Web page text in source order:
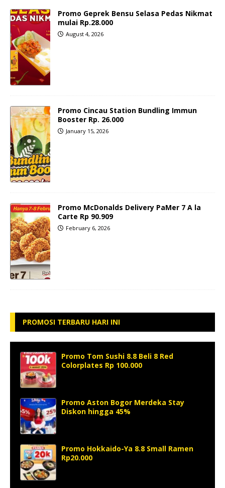
Promo Geprek Bensu Selasa Pedas Nikmat
mulai Rp.28.000
August 4, 2026
Promo Cincau Station Bundling Immun
Booster Rp. 26.000
January 15, 2026
Promo McDonalds Delivery PaMer 7 A la
Carte Rp 90.909
February 6, 2026
PROMOSI TERBARU HARI INI
Promo Tom Sushi 8.8 Beli 8 Red
Colorplates Rp 100.000
Promo Aston Bogor Merdeka Stay
Diskon hingga 45%
Promo Hokkaido-Ya 8.8 Small Ramen
Rp20.000